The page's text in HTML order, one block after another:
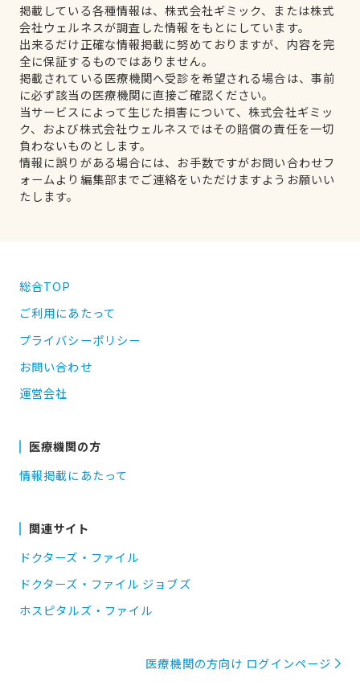
掲載している各種情報は、株式会社ギミック、または株式
会社ウェルネスが調査した情報をもとにしています。
出来るだけ正確な情報掲載に努めておりますが、内容を完
全に保証するものではありません。
掲載されている医療機関へ受診を希望される場合は、事前
に必ず該当の医療機関に直接ご確認ください。
当サービスによって生じた損害について、株式会社ギミッ
ク、および株式会社ウェルネスではその賠償の責任を一切
負わないものとします。
情報に誤りがある場合には、お手数ですがお問い合わせフ
ォームより編集部までご連絡をいただけますようお願いい
たします。
総合TOP
ご利用にあたって
プライバシーポリシー
お問い合わせ
運営会社
医療機関の方
情報掲載にあたって
関連サイト
ドクターズ・ファイル
ドクターズ・ファイル ジョブズ
ホスピタルズ・ファイル
医療機関の方向け ログインページ